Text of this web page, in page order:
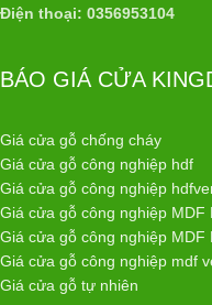
Điện thoại: 0356953104
BÁO GIÁ CỬA
Giá cửa gỗ chống cháy
Giá cửa gỗ công nghiệp hdf
Giá cửa gỗ công nghiệp
Giá cửa gỗ công nghiệp MDF
Giá cửa gỗ công nghiệp MDF
Giá cửa gỗ công nghiệp mdf
Giá cửa gỗ tự nhiên